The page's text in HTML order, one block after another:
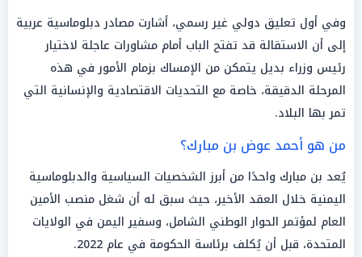
وفي أول تعليق دولي غير رسمي، أشارت مصادر دبلوماسية عربية
إلى أن الاستقالة قد تفتح الباب أمام مشاورات عاجلة لاختيار
رئيس وزراء بديل يتمكن من الإمساك بزمام الأمور في هذه
المرحلة الدقيقة، خاصة مع التحديات الاقتصادية والإنسانية التي
تمر بها البلاد.
من هو أحمد عوض بن مبارك؟
يُعد بن مبارك واحدًا من أبرز الشخصيات السياسية والدبلوماسية
اليمنية خلال العقد الأخير، حيث سبق له أن شغل منصب الأمين
العام لمؤتمر الحوار الوطني الشامل، وسفير اليمن في الولايات
المتحدة، قبل أن يُكلف برئاسة الحكومة في عام 2022.